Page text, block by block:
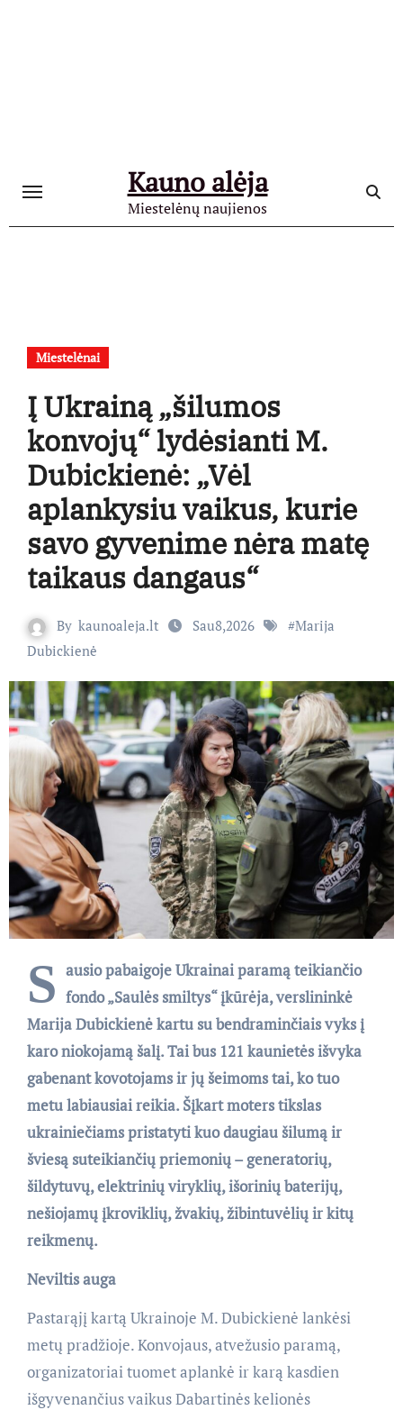
Kauno alėja
Miestelėnų naujienos
Miestelėnai
Į Ukrainą „šilumos
konvojų“ lydėsianti M.
Dubickienė: „Vėl
aplankysiu vaikus, kurie
savo gyvenime nėra matę
taikaus dangaus“
By kaunoaleja.lt Sau8,2026 #Marija
Dubickienė
S ausio pabaigoje Ukrainai paramą teikiančio
fondo „Saulės smiltys“ įkūrėja, verslininkė
Marija Dubickienė kartu su bendraminčiais vyks į
karo niokojamą šalį. Tai bus 121 kaunietės išvyka
gabenant kovotojams ir jų šeimoms tai, ko tuo
metu labiausiai reikia. Šįkart moters tikslas
ukrainiečiams pristatyti kuo daugiau šilumą ir
šviesą suteikiančių priemonių – generatorių,
šildytuvų, elektrinių viryklių, išorinių baterijų,
nešiojamų įkroviklių, žvakių, žibintuvėlių ir kitų
reikmenų.
Neviltis auga
Pastarąjį kartą Ukrainoje M. Dubickienė lankėsi
metų pradžioje. Konvojaus, atvežusio paramą,
organizatoriai tuomet aplankė ir karą kasdien
išgyvenančius vaikus Dabartinės kelionės